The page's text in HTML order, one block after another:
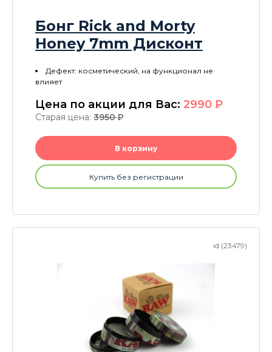
Бонг Rick and Morty
Honey 7mm Дисконт
Дефект: косметический, на функционал не
влияет
Цена по акции для Вас: 2990 P
Старая цена: 3950P
В корзину
Купить без регистрации
id (23479)